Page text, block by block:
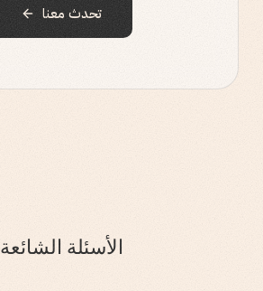
تحدث معنا
الأسئلة الشائعة